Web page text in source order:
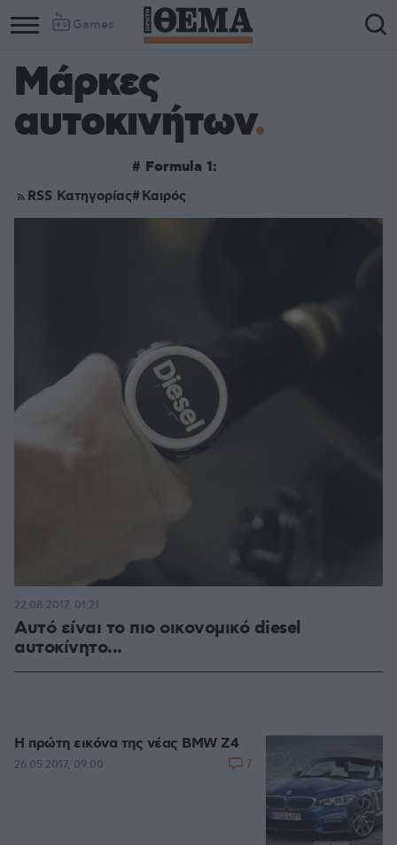
Games
Μάρκες
αυτοκινήτων
RSS Κατηγορίας
# Formula 1:
Καιρός
Αυτό είναι το πιο οικονομικό diesel
αυτοκίνητο...
22.08.2017, 01:21
Η πρώτη εικόνα της νέας BMW Z4
26.05.2017, 09:00 7